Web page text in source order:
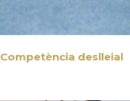
Competència deslleial